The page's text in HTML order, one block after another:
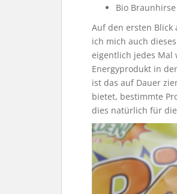
Bio
Auf den ersten Blick
ich mich auch
eigentlich jedes Mal
Energyprodukt in
ist das auf Dauer
bietet, bestimmte
dies natürlich für